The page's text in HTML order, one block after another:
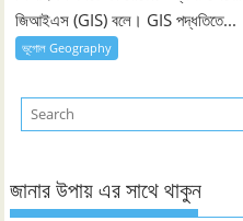
জিআইএস (GIS) বলে। GIS পদ্ধতিতে...
ভূগোল Geography
জানার উপায় এর সাথে থাকুন